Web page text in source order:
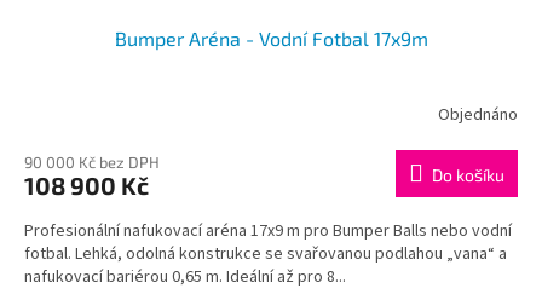
Bumper Aréna - Vodní Fotbal 17x9m
Objednáno
90 000 Kč bez DPH
108 900 Kč Do košíku
Profesionální nafukovací aréna 17x9 m pro Bumper Balls nebo vodní
fotbal. Lehká, odolná konstrukce se svařovanou podlahou „vana“ a
nafukovací bariérou 0,65 m. Ideální až pro 8...